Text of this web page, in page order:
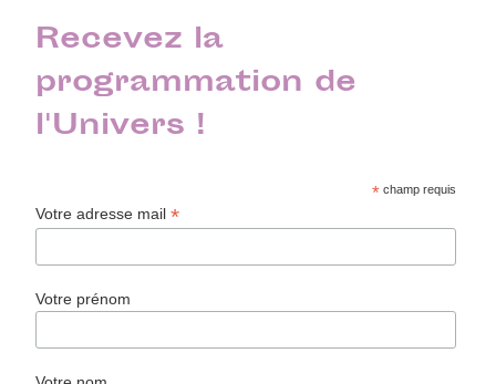
Recevez la
programmation de
l'Univers !
* champ requis
Votre adresse mail*
Votre prénom